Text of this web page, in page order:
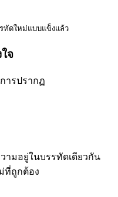
ดใหม่แบบแข็งแล้ว
จ
ารปรากฏ
ามอยู่ในบรรทัดเดียวกัน
ที่ถูกต้อง